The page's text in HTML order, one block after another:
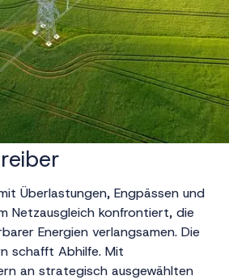
Überlastungen, Engpässen und
Netzausgleich konfrontiert, die
Energien verlangsamen. Die
schafft Abhilfe. Mit
an strategisch ausgewählten